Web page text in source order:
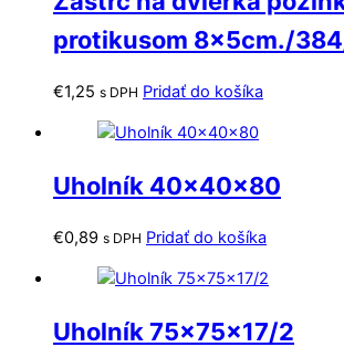
protikusom 8x5cm./
€1,25 s DPH Pridať do košíka
Uholník 40x40x80
€0,89 s DPH Pridať do košíka
Uholník 75x75x17/2